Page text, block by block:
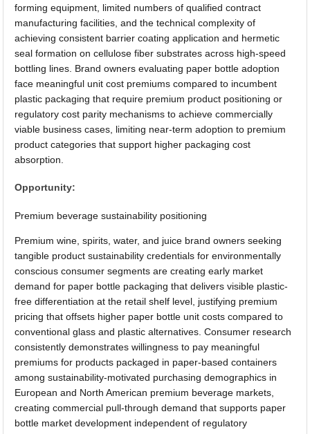
forming equipment, limited numbers of qualified contract
manufacturing facilities, and the technical complexity of
achieving consistent barrier coating application and hermetic
seal formation on cellulose fiber substrates across high-speed
bottling lines. Brand owners evaluating paper bottle adoption
face meaningful unit cost premiums compared to incumbent
plastic packaging that require premium product positioning or
regulatory cost parity mechanisms to achieve commercially
viable business cases, limiting near-term adoption to premium
product categories that support higher packaging cost
absorption.
Opportunity:
Premium beverage sustainability positioning
Premium wine, spirits, water, and juice brand owners seeking
tangible product sustainability credentials for environmentally
conscious consumer segments are creating early market
demand for paper bottle packaging that delivers visible plastic-
free differentiation at the retail shelf level, justifying premium
pricing that offsets higher paper bottle unit costs compared to
conventional glass and plastic alternatives. Consumer research
consistently demonstrates willingness to pay meaningful
premiums for products packaged in paper-based containers
among sustainability-motivated purchasing demographics in
European and North American premium beverage markets,
creating commercial pull-through demand that supports paper
bottle market development independent of regulatory